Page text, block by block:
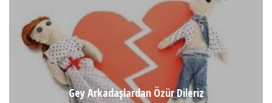
Gey Arkadaşlardan Özür Dileriz